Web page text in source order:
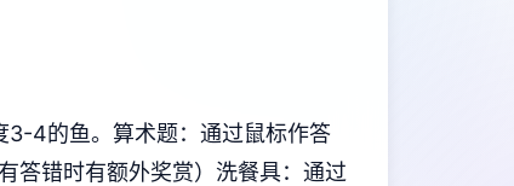
4的鱼。 算术题：通过鼠标作答
答错时有额外奖赏） 洗餐具：通过